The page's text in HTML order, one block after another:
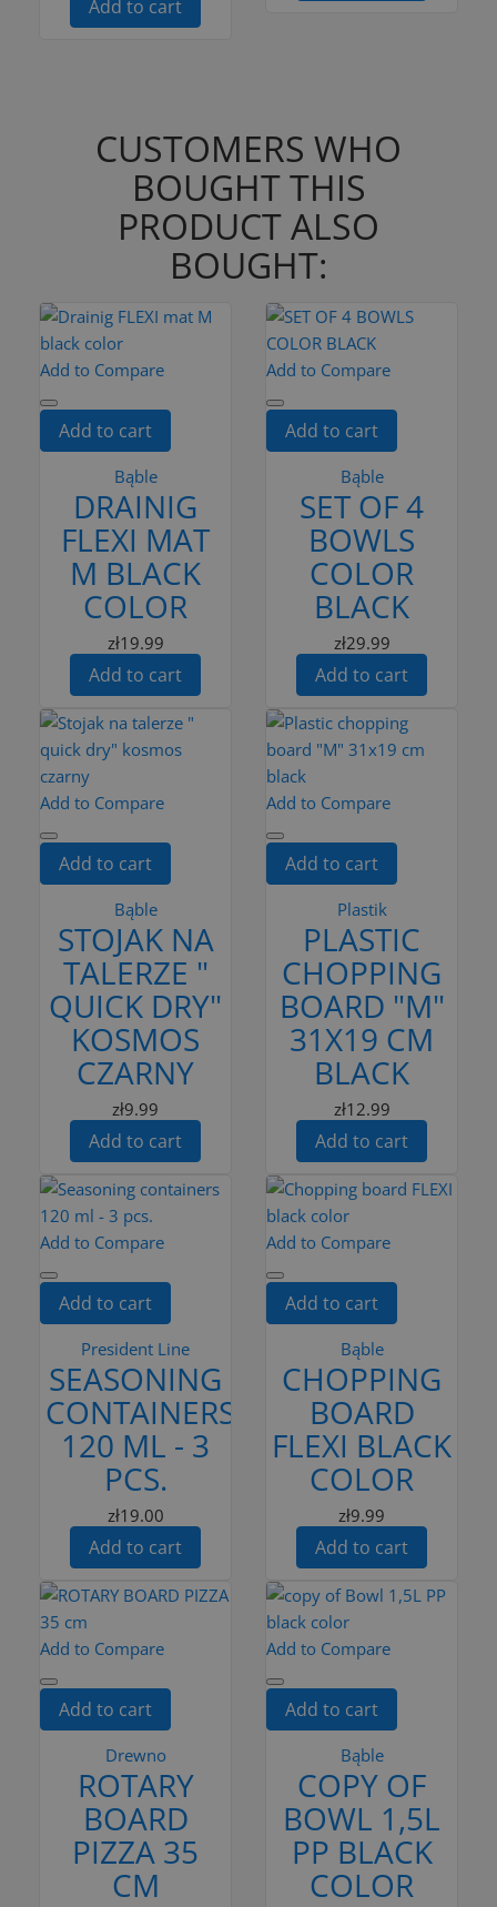
Add to cart
CUSTOMERS WHO
BOUGHT THIS
PRODUCT ALSO
BOUGHT:
Add to Compare
Add to cart
Bąble
DRAINIG
FLEXI MAT
M BLACK
COLOR
zł19.99
Add to cart
Add to Compare
Add to cart
Bąble
SET OF 4
BOWLS
COLOR
BLACK
zł29.99
Add to cart
Add to Compare
Add to cart
Bąble
STOJAK NA
TALERZE "
QUICK DRY"
KOSMOS
CZARNY
zł9.99
Add to cart
Add to Compare
Add to cart
Plastik
PLASTIC
CHOPPING
BOARD "M"
31X19 CM
BLACK
zł12.99
Add to cart
Add to Compare
Add to cart
President Line
SEASONING
CONTAINERS
120 ML - 3
PCS.
zł19.00
Add to cart
Add to Compare
Add to cart
Bąble
CHOPPING
BOARD
FLEXI BLACK
COLOR
zł9.99
Add to cart
Add to Compare
Add to cart
Drewno
ROTARY
BOARD
PIZZA 35
CM
Add to Compare
Add to cart
Bąble
COPY OF
BOWL 1,5L
PP BLACK
COLOR